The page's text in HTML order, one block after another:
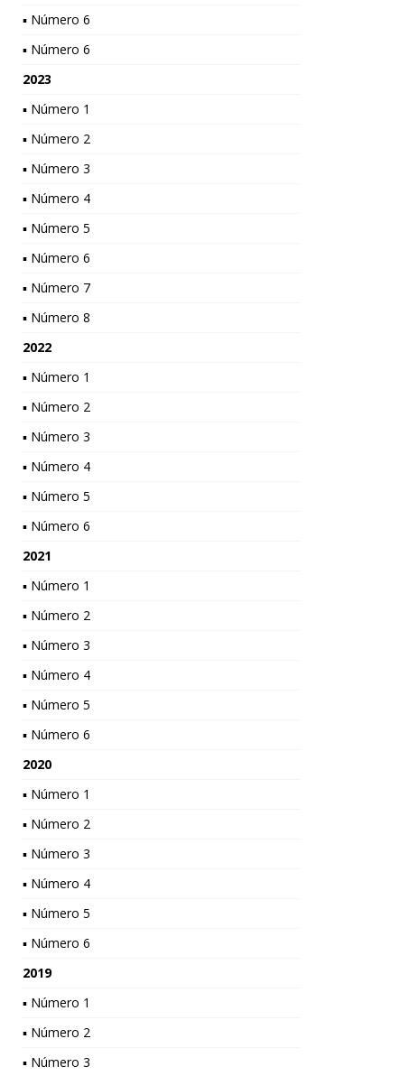
▪ Número 6
▪ Número 6
2023
▪ Número 1
▪ Número 2
▪ Número 3
▪ Número 4
▪ Número 5
▪ Número 6
▪ Número 7
▪ Número 8
2022
▪ Número 1
▪ Número 2
▪ Número 3
▪ Número 4
▪ Número 5
▪ Número 6
2021
▪ Número 1
▪ Número 2
▪ Número 3
▪ Número 4
▪ Número 5
▪ Número 6
2020
▪ Número 1
▪ Número 2
▪ Número 3
▪ Número 4
▪ Número 5
▪ Número 6
2019
▪ Número 1
▪ Número 2
▪ Número 3